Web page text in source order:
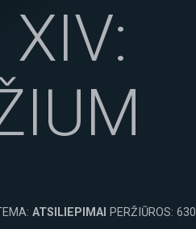
ATSILIEPIMAI PERŽIŪROS: